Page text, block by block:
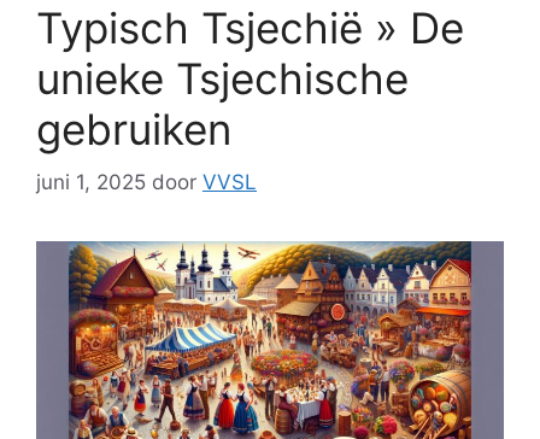
Typisch Tsjechië » De
unieke Tsjechische
gebruiken
juni 1, 2025 door VVSL